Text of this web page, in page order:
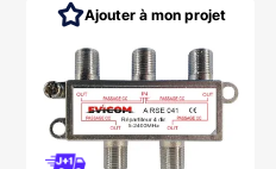
Ajouter à mon projet